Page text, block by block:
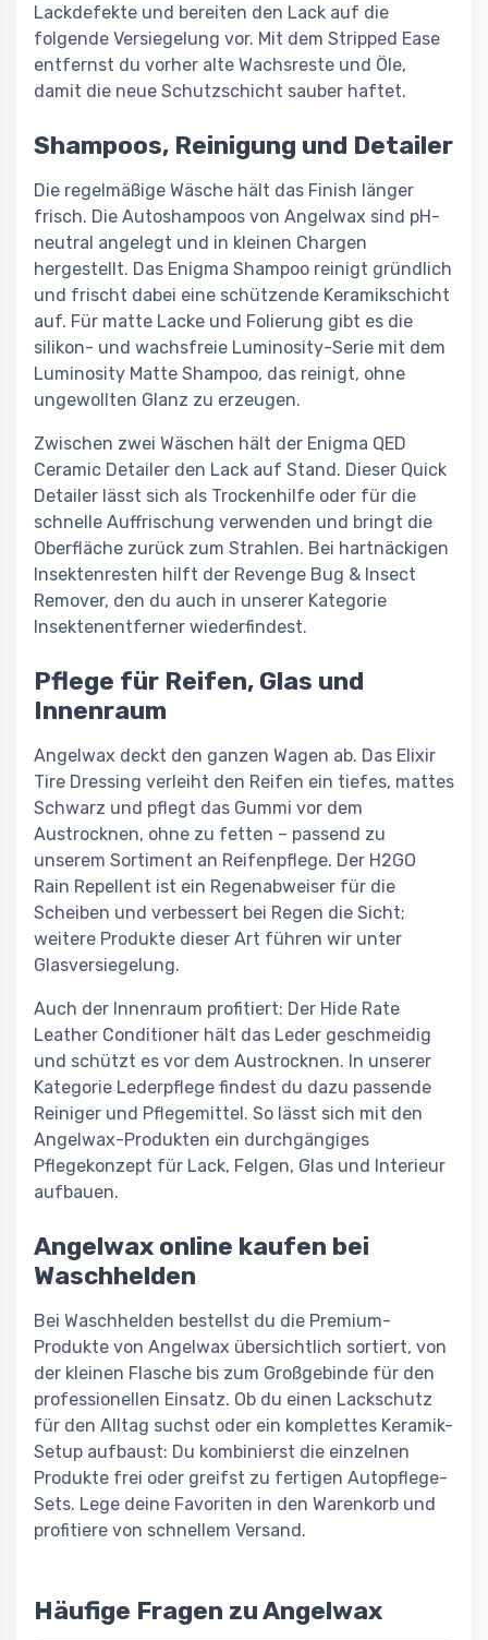
Lackdefekte und bereiten den Lack auf die
folgende Versiegelung vor. Mit dem Stripped Ease
entfernst du vorher alte Wachsreste und Öle,
damit die neue Schutzschicht sauber haftet.
Shampoos, Reinigung und Detailer
Die regelmäßige Wäsche hält das Finish länger
frisch. Die Autoshampoos von Angelwax sind pH-
neutral angelegt und in kleinen Chargen
hergestellt. Das Enigma Shampoo reinigt gründlich
und frischt dabei eine schützende Keramikschicht
auf. Für matte Lacke und Folierung gibt es die
silikon- und wachsfreie Luminosity-Serie mit dem
Luminosity Matte Shampoo, das reinigt, ohne
ungewollten Glanz zu erzeugen.
Zwischen zwei Wäschen hält der Enigma QED
Ceramic Detailer den Lack auf Stand. Dieser Quick
Detailer lässt sich als Trockenhilfe oder für die
schnelle Auffrischung verwenden und bringt die
Oberfläche zurück zum Strahlen. Bei hartnäckigen
Insektenresten hilft der Revenge Bug & Insect
Remover, den du auch in unserer Kategorie
Insektenentferner wiederfindest.
Pflege für Reifen, Glas und
Innenraum
Angelwax deckt den ganzen Wagen ab. Das Elixir
Tire Dressing verleiht den Reifen ein tiefes, mattes
Schwarz und pflegt das Gummi vor dem
Austrocknen, ohne zu fetten – passend zu
unserem Sortiment an Reifenpflege. Der H2GO
Rain Repellent ist ein Regenabweiser für die
Scheiben und verbessert bei Regen die Sicht;
weitere Produkte dieser Art führen wir unter
Glasversiegelung.
Auch der Innenraum profitiert: Der Hide Rate
Leather Conditioner hält das Leder geschmeidig
und schützt es vor dem Austrocknen. In unserer
Kategorie Lederpflege findest du dazu passende
Reiniger und Pflegemittel. So lässt sich mit den
Angelwax-Produkten ein durchgängiges
Pflegekonzept für Lack, Felgen, Glas und Interieur
aufbauen.
Angelwax online kaufen bei
Waschhelden
Bei Waschhelden bestellst du die Premium-
Produkte von Angelwax übersichtlich sortiert, von
der kleinen Flasche bis zum Großgebinde für den
professionellen Einsatz. Ob du einen Lackschutz
für den Alltag suchst oder ein komplettes Keramik-
Setup aufbaust: Du kombinierst die einzelnen
Produkte frei oder greifst zu fertigen Autopflege-
Sets. Lege deine Favoriten in den Warenkorb und
profitiere von schnellem Versand.
Häufige Fragen zu Angelwax